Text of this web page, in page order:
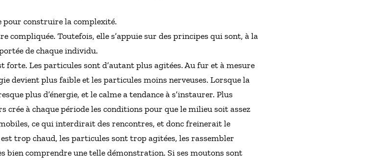
pour construire la complexité.
compliquée. Toutefois, elle s’appuie sur des principes qui sont, à la
de chaque individu.
forte. Les particules sont d’autant plus agitées. Au fur et à mesure
devient plus faible et les particules moins nerveuses. Lorsque la
plus d’énergie, et le calme a tendance à s’instaurer. Plus
crée à chaque période les conditions pour que le milieu soit assez
ce qui interdirait des rencontres, et donc freinerait le
trop chaud, les particules sont trop agitées, les rassembler
bien comprendre une telle démonstration. Si ses moutons sont